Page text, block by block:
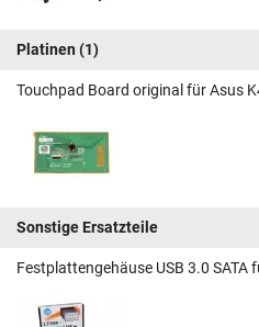
Platinen (1)
Touchpad Board original für Asus
Sonstige Ersatzteile
Festplattengehäuse USB 3.0 SATA